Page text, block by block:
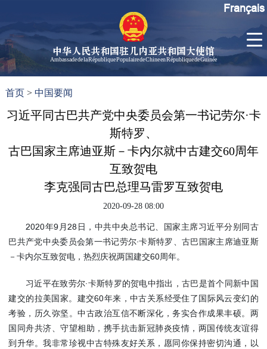
中华人民共和国驻几内亚共和国大使馆
Ambassade de la République Populaire de Chine en République de Guinée
大使信
孙勇大
使欢迎
孙勇大
任驻几
内亚大
使
使馆信
息
使馆领
导及部
门负责
几
Français
首页 >中国要闻
习近平同古巴共产党中央委员会第一书记劳尔·卡
斯特罗、
古巴国家主席迪亚斯－卡内尔就中古建交60周年
互致贺电
李克强同古巴总理马雷罗互致贺电
2020-09-28 08:00
2020年9月28日，中共中央总书记、国家主席习近平分别同古
巴共产党中央委员会第一书记劳尔·卡斯特罗、古巴国家主席迪亚斯
－卡内尔互致贺电，热烈庆祝两国建交60周年。
习近平在致劳尔·卡斯特罗的贺电中指出，古巴是首个同新中国
建交的拉美国家。建交60年来，中古关系经受住了国际风云变幻的
考验，历久弥坚。中古政治互信不断深化，务实合作成果丰硕。两
国同舟共济、守望相助，携手抗击新冠肺炎疫情，两国传统友谊得
到升华。我非常珍视中古特殊友好关系，愿同你保持密切沟通，以